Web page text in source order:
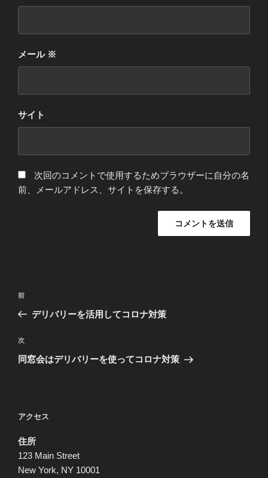
メール ※
サイト
次回のコメントで使用するためブラウザーに自分の名
前、メールアドレス、サイトを保存する。
投
ビ
ゲ
ン
前
の
稿
前
デリバリーを活用してコロナ対策
次
の
次
同窓会はデリバリーを使ってコロナ対策
アクセス
住所
123 Main Street
New York, NY 10001